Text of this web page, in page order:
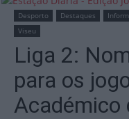
Desporto Destaques
Viseu
Liga 2:
para os
Académico